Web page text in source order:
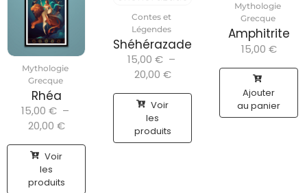
Mythologie
Grecque
Rhéa
15,00 € –
20,00 €
Voir
les
produits
Contes et
Légendes
Shéhérazade
15,00 € –
20,00 €
Voir
les
produits
Mythologie
Grecque
Amphitrite
15,00 €
Ajouter
au panier